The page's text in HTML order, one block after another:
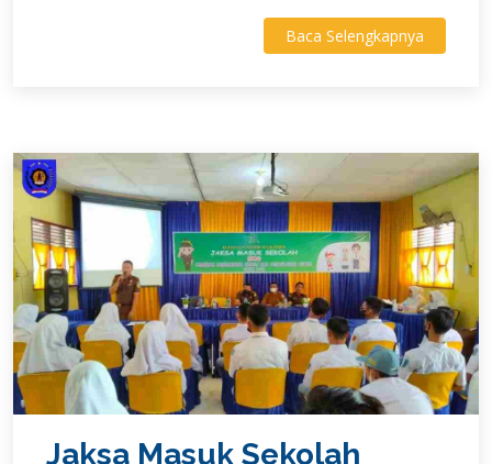
Baca Selengkapnya
Jaksa Masuk Sekolah